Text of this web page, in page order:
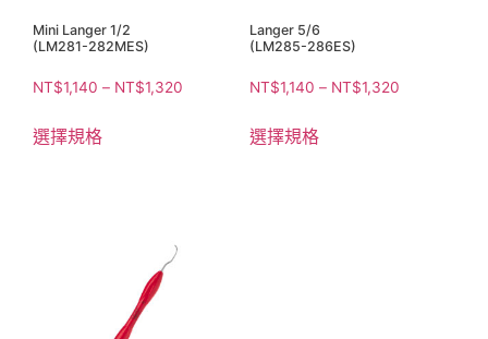
Mini Langer 1/2
(LM281-282MES)
NT$1,140 – NT$1,320
選擇規格
Langer 5/6
(LM285-286ES)
NT$1,140 – NT$1,320
選擇規格